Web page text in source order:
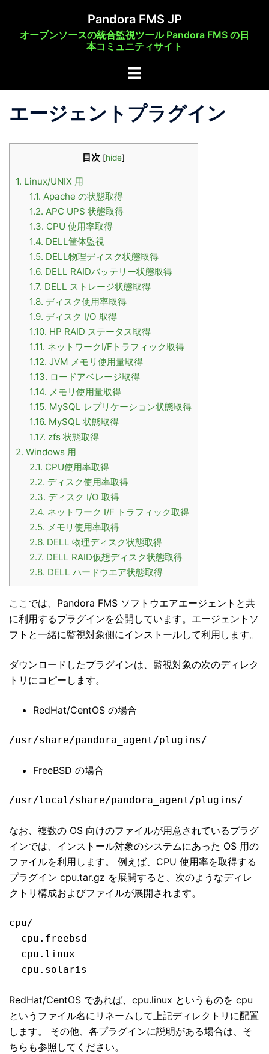
Pandora FMS JP
オープンソースの統合監視ツール Pandora FMS の日
本コミュニティサイト
ト
メ
ュ
エージェントプラグイン
目次 [hide]
1. Linux/UNIX 用
1.1. Apache の状態取得
1.2. APC UPS 状態取得
1.3. CPU 使用率取得
1.4. DELL筐体監視
1.5. DELL物理ディスク状態取得
1.6. DELL RAIDバッテリー状態取得
1.7. DELL ストレージ状態取得
1.8. ディスク使用率取得
1.9. ディスク I/O 取得
1.10. HP RAID ステータス取得
1.11. ネットワークI/Fトラフィック取得
1.12. JVM メモリ使用量取得
1.13. ロードアベレージ取得
1.14. メモリ使用量取得
1.15. MySQL レプリケーション状態取得
1.16. MySQL 状態取得
1.17. zfs 状態取得
2. Windows 用
2.1. CPU使用率取得
2.2. ディスク使用率取得
2.3. ディスク I/O 取得
2.4. ネットワーク I/F トラフィック取得
2.5. メモリ使用率取得
2.6. DELL 物理ディスク状態取得
2.7. DELL RAID仮想ディスク状態取得
2.8. DELL ハードウエア状態取得
ここでは、Pandora FMS ソフトウエアエージェントと共
に利用するプラグインを公開しています。エージェントソ
フトと一緒に監視対象側にインストールして利用します。
ダウンロードしたプラグインは、監視対象の次のディレク
トリにコピーします。
RedHat/CentOS の場合
/usr/share/pandora_agent/plugins/
FreeBSD の場合
/usr/local/share/pandora_agent/plugins/
なお、複数の OS 向けのファイルが用意されているプラグ
インでは、インストール対象のシステムにあった OS 用の
ファイルを利用します。 例えば、CPU 使用率を取得する
プラグイン cpu.tar.gz を展開すると、次のようなディレ
クトリ構成およびファイルが展開されます。
cpu/
  cpu.solaris
RedHat/CentOS であれば、cpu.linux というものを cpu
というファイル名にリネームして上記ディレクトリに配置
します。 その他、各プラグインに説明がある場合は、そ
ちらも参照してください。